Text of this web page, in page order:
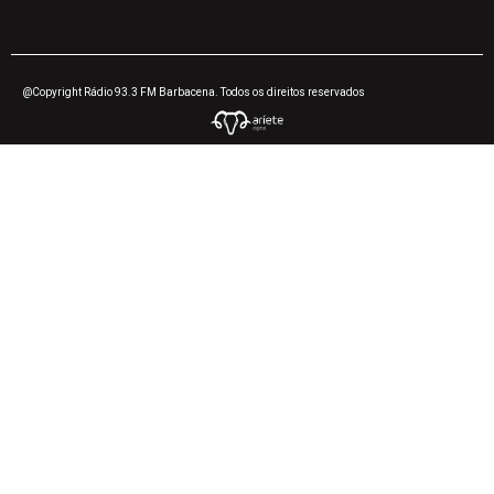
@Copyright Rádio 93.3 FM Barbacena. Todos os direitos reservados